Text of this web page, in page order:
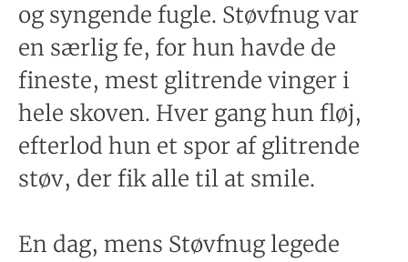
og syngende fugle. Støvfnug var
en særlig fe, for hun havde de
fineste, mest glitrende vinger i
hele skoven. Hver gang hun fløj,
efterlod hun et spor af glitrende
støv, der fik alle til at smile.
En dag, mens Støvfnug legede